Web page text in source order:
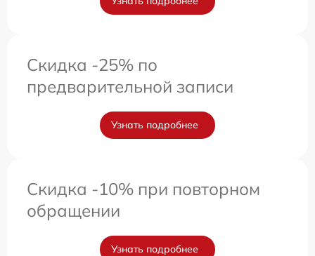
Скидка -25% по
предварительной записи
Узнать подробнее
Скидка -10% при повторном
обращении
Узнать подробнее